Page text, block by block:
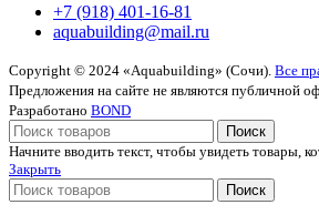
+7 (918) 401-16-81
aquabuilding@mail.ru
Copyright © 2024 «Aquabuilding» (Сочи). Все
Предложения на сайте не являются публичной
Разработано BOND
Поиск
Начните вводить текст, чтобы увидеть товары,
Закрыть
Поиск